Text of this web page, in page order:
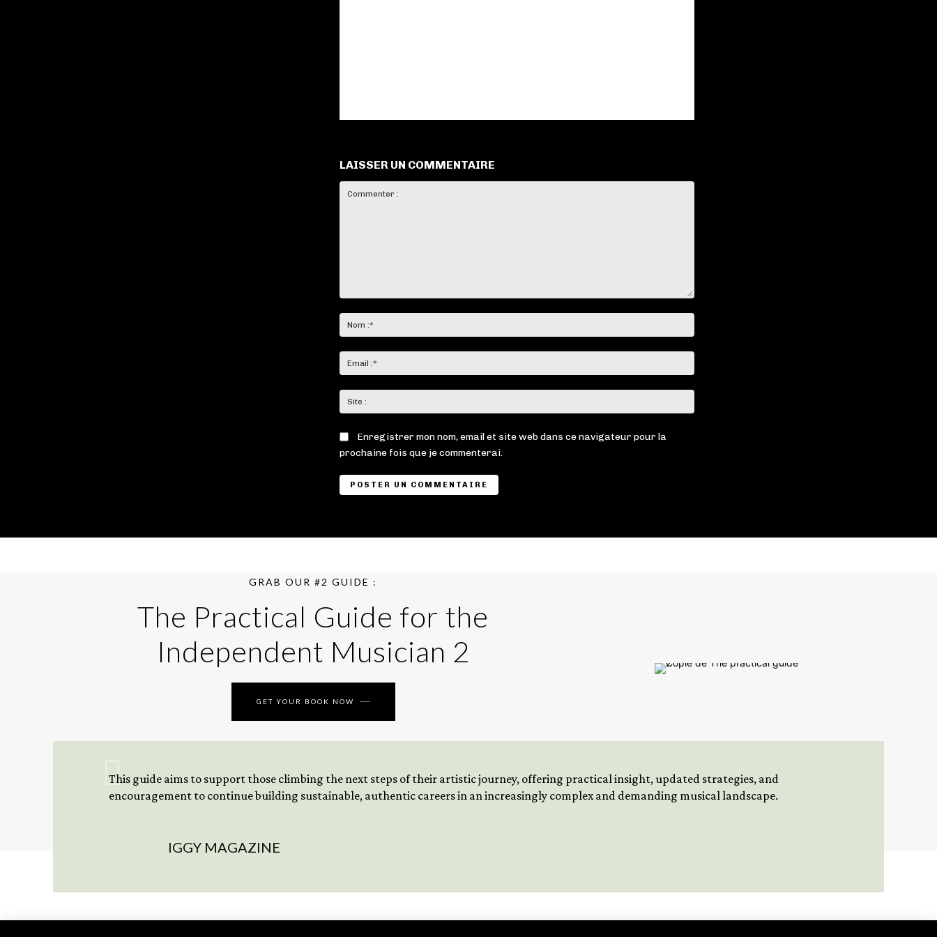
LAISSER UN COMMENTAIRE
:*
:*
:
Enregistrer mon nom, email et site web dans ce navigateur pour la
prochaine fois que je commenterai.
GRAB OUR #2 GUIDE :
The Practical Guide for the
Independent Musician 2
GET YOUR BOOK NOW
This guide aims to support those climbing the next steps of their artistic journey, offering practical insight, updated strategies, and
encouragement to continue building sustainable, authentic careers in an increasingly complex and demanding musical landscape.
IGGY MAGAZINE